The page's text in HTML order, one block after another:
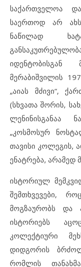
საქართველოა
საერთოდ არ
ნაწილად
მერაბიშვილის
„აიას მძივი“,
(სხვათა შორის,
ლენინისგანაა
„კოსმოსურ
თავისი კოლეგის,
ენატრება,
ისტორიულ
შემთხვევები,
მოგზაურობს
ისტორიებს
კოლექტიური
დიდგორის
რომლის